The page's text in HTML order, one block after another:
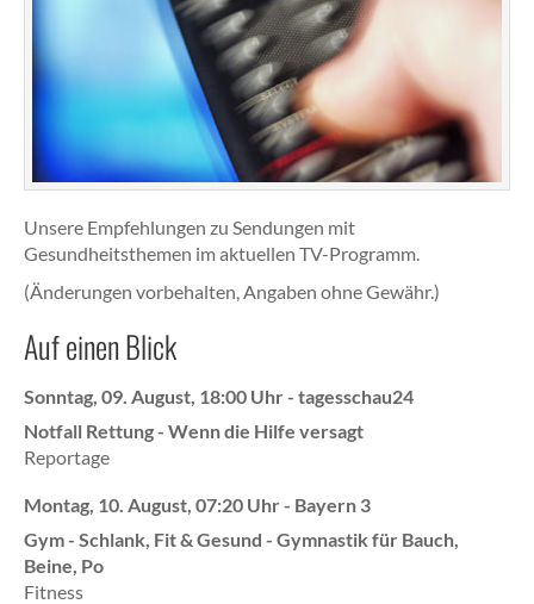
Unsere Empfehlungen zu Sendungen mit
Gesundheitsthemen im aktuellen TV-Programm.
(Änderungen vorbehalten, Angaben ohne Gewähr.)
Auf einen Blick
Sonntag, 09. August, 18:00 Uhr - tagesschau24
Notfall Rettung - Wenn die Hilfe versagt
Reportage
Montag, 10. August, 07:20 Uhr - Bayern 3
Gym - Schlank, Fit & Gesund - Gymnastik für Bauch,
Beine, Po
Fitness